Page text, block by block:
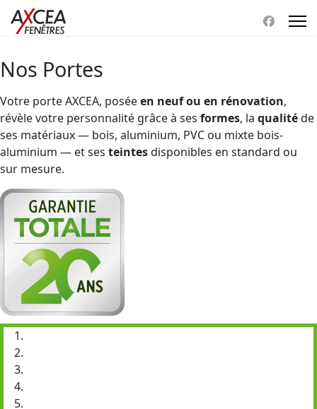
Nos Portes
Votre porte AXCEA, poséeen neuf ou en rénovation,
révèle votre personnalité grâce à ses formes, la qualitéde
ses matériaux — bois, aluminium, PVC ou mixte bois-
aluminium — et ses teintesdisponibles en standard ou
sur mesure.